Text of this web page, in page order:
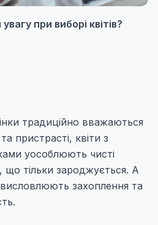
при виборі квітів?
традиційно вважаються
пристрасті, квіти з
уособлюють чисті
що тільки зароджується. А
висловлюють захоплення та